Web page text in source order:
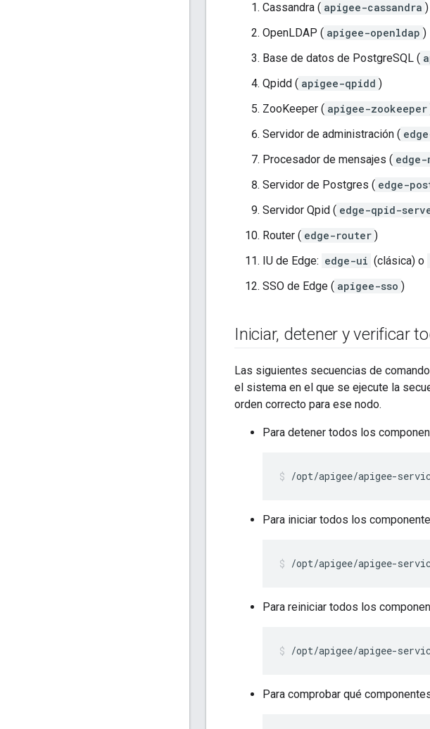
Cassandra ( apigee-cassandra )
OpenLDAP ( apigee-openldap )
Base de datos de PostgreSQL (
Qpidd ( apigee-qpidd )
ZooKeeper ( apigee-zookeeper
Servidor de administración (
Procesador de mensajes ( edge-
Servidor de Postgres ( edge-
Servidor Qpid ( edge-qpid-
Router ( edge-router )
IU de Edge: edge-ui (clásica) o
SSO de Edge ( apigee-sso )
Iniciar, detener y verificar
Las siguientes secuencias de
el sistema en el que se ejecute la
orden correcto para ese nodo.
Para detener todos los
/opt/apigee/apigee-
Para iniciar todos los
/opt/apigee/apigee-
Para reiniciar todos los
/opt/apigee/apigee-
Para comprobar qué